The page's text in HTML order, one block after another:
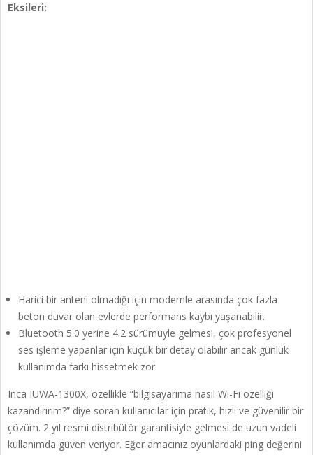
Eksileri:
Harici bir anteni olmadığı için modemle arasında çok fazla
beton duvar olan evlerde performans kaybı yaşanabilir.
Bluetooth 5.0 yerine 4.2 sürümüyle gelmesi, çok profesyonel
ses işleme yapanlar için küçük bir detay olabilir ancak günlük
kullanımda farkı hissetmek zor.
Inca IUWA-1300X, özellikle “bilgisayarıma nasıl Wi-Fi özelliği
kazandırırım?” diye soran kullanıcılar için pratik, hızlı ve güvenilir bir
çözüm. 2 yıl resmi distribütör garantisiyle gelmesi de uzun vadeli
kullanımda güven veriyor. Eğer amacınız oyunlardaki ping değerini